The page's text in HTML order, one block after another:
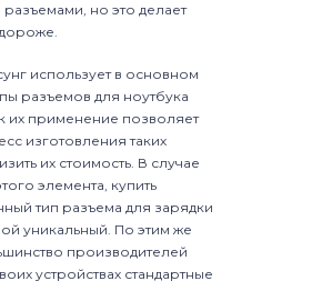
но это делает
использует в основном
разъемов для ноутбука
их применение позволяет
изготовления таких
их стоимость. В случае
элемента, купить
тип разъема для зарядки
уникальный. По этим же
производителей
устройствах стандартные